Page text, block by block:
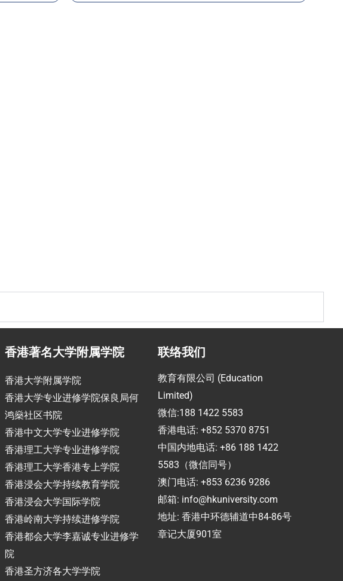
香港著名大学附属学院
香港大学附属学院
香港大学专业进修学院保良局何
鸿燊社区书院
香港中文大学专业进修学院
香港理工大学专业进修学院
香港理工大学香港专上学院
香港浸会大学持续教育学院
香港浸会大学国际学院
香港岭南大学持续进修学院
香港都会大学李嘉诚专业进修学
院
香港圣方济各大学学院
联络我们
教育有限公司 (Education
Limited)
微信:188 1422 5583
香港电话: +852 5370 8751
中国内地电话: +86 188 1422
5583（微信同号）
澳门电话: +853 6236 9286
邮箱: info@hkuniversity.com
地址: 香港中环德辅道中84-86号
章记大厦901室